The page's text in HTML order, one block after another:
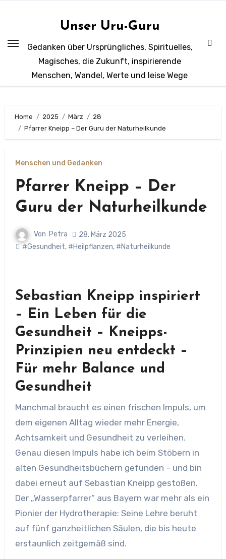
Unser Uru-Guru
Gedanken über Ursprüngliches, Spirituelles,
Magisches, die Zukunft, inspirierende
Menschen, Wandel, Werte und leise Wege
Home 2025 März
28
Pfarrer Kneipp – Der Guru der Naturheilkunde
Menschen und Gedanken
Pfarrer Kneipp – Der
Guru der Naturheilkunde
Von Petra
28. März 2025
#Gesundheit, #Heilpflanzen, #Naturheilkunde
Sebastian Kneipp inspiriert
– Ein Leben für die
Gesundheit – Kneipps-
Prinzipien neu entdeckt –
Für mehr Balance und
Gesundheit
Manchmal braucht es einen frischen Impuls, um
dem eigenen Alltag wieder mehr Energie,
Achtsamkeit und Gesundheit zu verleihen.
Genau diesen Impuls habe ich beim Stöbern in
alten Gesundheitsbüchern gefunden – und bin
dabei erneut auf Sebastian Kneipp gestoßen.
Der „Wasserpfarrer“ aus Bayern war mehr als ein
Pionier der Hydrotherapie: Seine Lehre beruht
auf fünf ganzheitlichen Säulen, die bis heute
erstaunlich zeitgemäß sind.